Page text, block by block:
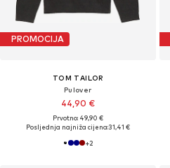
PROMOCIJA
TOM TAILOR
Pulover
44,90 €
Prvotno: 49,90 €
Posljednja najniža cijena:31,41 €
+2